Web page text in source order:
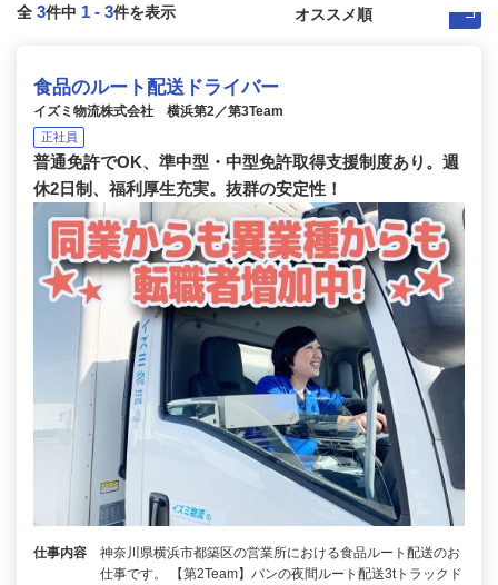
全 3件中 1 - 3件を表示
食品のルート配送ドライバー
イズミ物流株式会社 横浜第2／第3Team
正社員
普通免許でOK、準中型・中型免許取得支援制度あり。週
休2日制、福利厚生充実。抜群の安定性！
仕事内容
神奈川県横浜市都築区の営業所における食品ルート配送のお
仕事です。 【第2Team】パンの夜間ルート配送3tトラックド